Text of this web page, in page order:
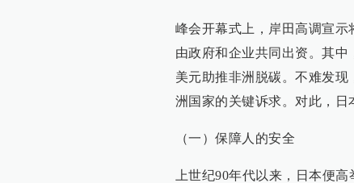
峰会开幕式上，岸田高调宣
由政府和企业共同出资。其
美元助推非洲脱碳。不难发
洲国家的关键诉求。对此，日
（一）保障人的安全
上世纪90年代以来，日本便